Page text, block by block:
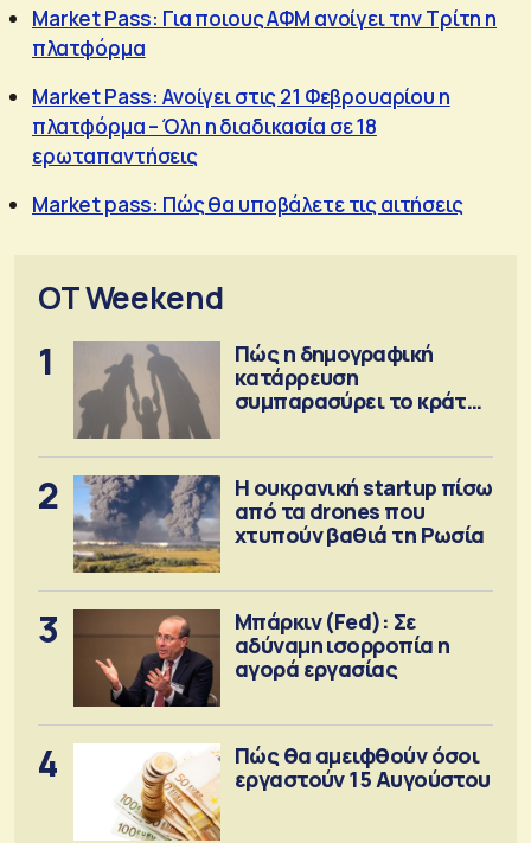
Market Pass: Για ποιους ΑΦΜ ανοίγει την Τρίτη η
πλατφόρμα
Market Pass: Ανοίγει στις 21 Φεβρουαρίου η
πλατφόρμα – Όλη η διαδικασία σε 18
ερωταπαντήσεις
Market pass: Πώς θα υποβάλετε τις αιτήσεις
OT Weekend
1
Πώς η δημογραφική
κατάρρευση
συμπαρασύρει το κράτος
2
Η ουκρανική startup πίσω
από τα drones που
χτυπούν βαθιά τη Ρωσία
3
Μπάρκιν (Fed): Σε
αδύναμη ισορροπία η
αγορά εργασίας
4
Πώς θα αμειφθούν όσοι
εργαστούν 15 Αυγούστου